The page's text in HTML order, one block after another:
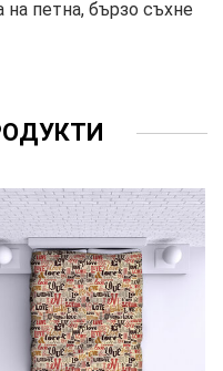
на петна, бързо съхне